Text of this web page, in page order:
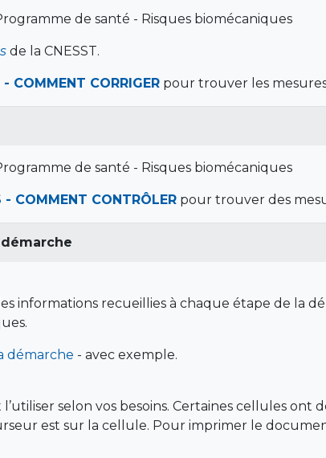
de santé - Risques biomécaniques
de la CNESST.
COMMENT CORRIGERpour trouver les
de santé - Risques biomécaniques
- COMMENT CONTRÔLERpour trouver des
informations recueillies à chaque étape de la
démarche - avec exemple.
selon vos besoins. Certaines cellules ont
est sur la cellule. Pour imprimer le